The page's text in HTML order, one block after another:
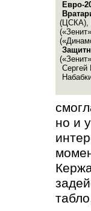
Евро-
(
(
(
(
Сергей
но и